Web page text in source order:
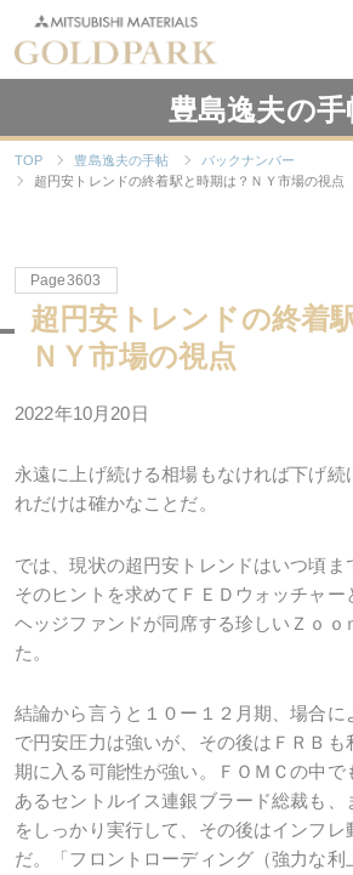
豊島逸夫の手
TOP 豊島逸夫の手帖
バックナンバー
超円安トレンドの終着駅と時期は？ＮＹ市場の視点
Page3603
超円安トレンドの終着
ＮＹ市場の視点
2022年10月20日
永遠に上げ続ける相場もなければ下げ続
れだけは確かなことだ。
では、現状の超円安トレンドはいつ頃ま
そのヒントを求めてＦＥＤウォッチャー
ヘッジファンドが同席する珍しいＺｏｏ
た。
結論から言うと１０ー１２月期、場合に
で円安圧力は強いが、その後はＦＲＢも
期に入る可能性が強い。ＦＯＭＣの中で
あるセントルイス連銀ブラード総裁も、
をしっかり実行して、その後はインフレ
だ。「フロントローディング（強力な利